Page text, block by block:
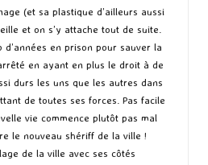
(et sa plastique d’ailleurs aussi
et on s’y attache tout de suite.
d’années en prison pour sauver la
en ayant en plus le droit à de
durs les uns que les autres dans
de toutes ses forces. Pas facile
vie commence plutôt pas mal
le nouveau shériff de la ville !
de la ville avec ses côtés